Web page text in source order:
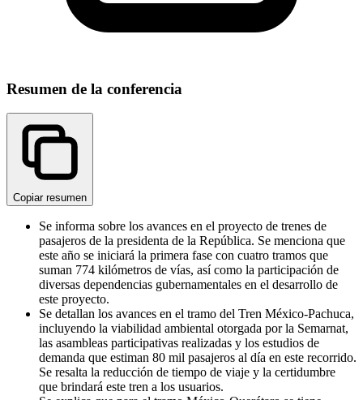
Resumen de la conferencia
Copiar resumen
Se informa sobre los avances en el proyecto de trenes de
pasajeros de la presidenta de la República. Se menciona que
este año se iniciará la primera fase con cuatro tramos que
suman 774 kilómetros de vías, así como la participación de
diversas dependencias gubernamentales en el desarrollo de
este proyecto.
Se detallan los avances en el tramo del Tren México-Pachuca,
incluyendo la viabilidad ambiental otorgada por la Semarnat,
las asambleas participativas realizadas y los estudios de
demanda que estiman 80 mil pasajeros al día en este recorrido.
Se resalta la reducción de tiempo de viaje y la certidumbre
que brindará este tren a los usuarios.